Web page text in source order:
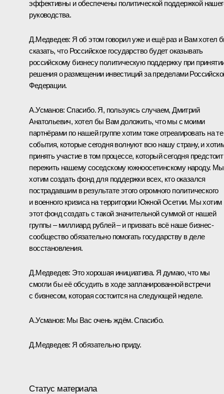
эффективны и обеспечены политической поддержкой
руководства.
Д.Медведев: Я об этом говорил уже и ещё раз и Вам хотел
сказать, что Российское государство будет оказывать
российскому бизнесу политическую поддержку при
решения о размещении инвестиций за пределами
Федерации.
А.Усманов: Спасибо. Я, пользуясь случаем, Дмитрий
Анатольевич, хотел бы Вам доложить, что мы с моими
партнёрами по нашей группе хотим тоже отреагировать на те
события, которые сегодня волнуют всю нашу страну, и
принять участие в том процессе, который сегодня предстоит
пережить нашему соседскому южноосетинскому народу. Мы
хотим создать фонд для поддержки всех, кто оказался
пострадавшим в результате этого огромного политического
и военного кризиса на территории Южной Осетии. Мы хотим
этот фонд создать с такой значительной суммой от нашей
группы – миллиард рублей – и призвать всё наше бизнес-
сообщество обязательно помогать государству в деле
восстановления.
Д.Медведев: Это хорошая инициатива. Я думаю, что мы
смогли бы её обсудить в ходе запланированной встречи
с бизнесом, которая состоится на следующей неделе.
А.Усманов: Мы Вас очень ждём. Спасибо.
Д.Медведев: Я обязательно приду.
Статус материала